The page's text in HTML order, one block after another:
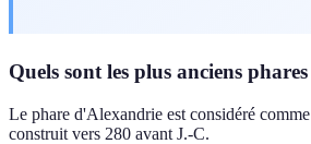
Quels sont les plus anciens
Le phare d'Alexandrie est considéré
construit vers 280 avant J.-C.